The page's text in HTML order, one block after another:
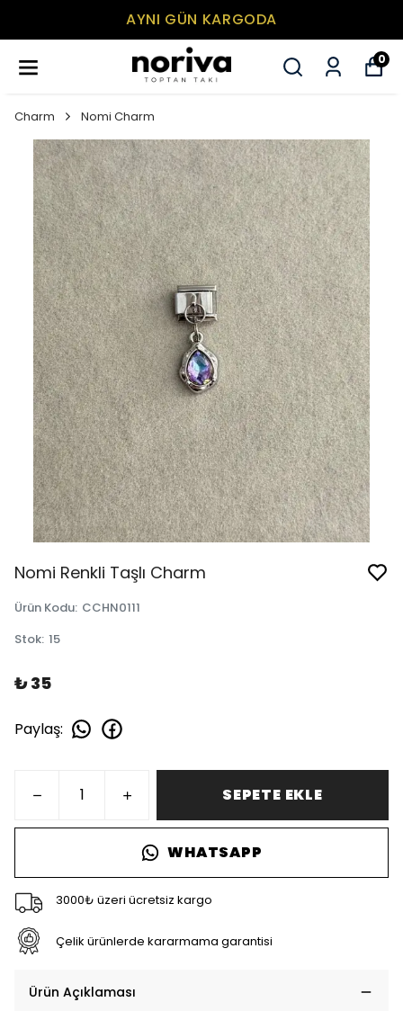
AYNI GÜN KARGODA
0
Charm Nomi Charm
Nomi Renkli Taşlı Charm
Ürün Kodu: CCHN0111
Stok: 15
₺ 35
Paylaş:
SEPETE EKLE
WHATSAPP
3000₺ üzeri ücretsiz kargo
Çelik ürünlerde kararmama garantisi
Ürün Açıklaması